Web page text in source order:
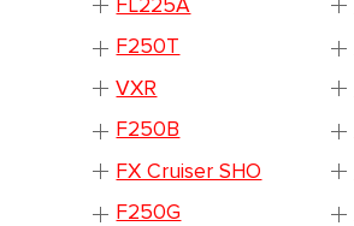
F250T
VXR
F250B
FX Cruiser SHO
F250G